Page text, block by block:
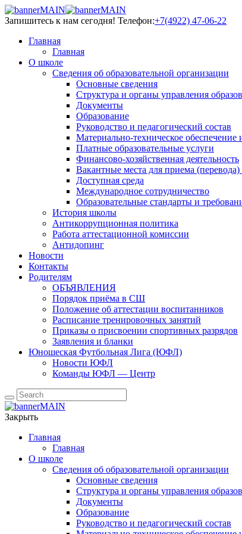
Запишитесь к нам сегодня! Телефон:+7(4922) 47-06-22
Главная
Главная
О школе
Сведения об образовательной организации
Основные сведения
Структура и органы управления
Документы
Образование
Руководство и педагогический состав
Материально-техническое обеспечение
Платные образовательные услуги
Финансово-хозяйственная деятельность
Вакантные места для приема
Доступная среда
Международное сотрудничество
Образовательные стандарты и
История школы
Антикоррупционная политика
Работа аттестационной комиссии
Антидопинг
Новости
Контакты
Родителям
ОБЪЯВЛЕНИЯ
Порядок приёма в СШ
Положение об аттестации воспитанников
Расписание тренировочных занятий
Приказы о присвоении спортивных разрядов
Заявления и бланки
Юношеская Футбольная Лига (ЮФЛ)
Новости ЮФЛ
Команды ЮФЛ — Центр
Закрыть
Главная
Главная
О школе
Сведения об образовательной организации
Основные сведения
Структура и органы управления
Документы
Образование
Руководство и педагогический состав